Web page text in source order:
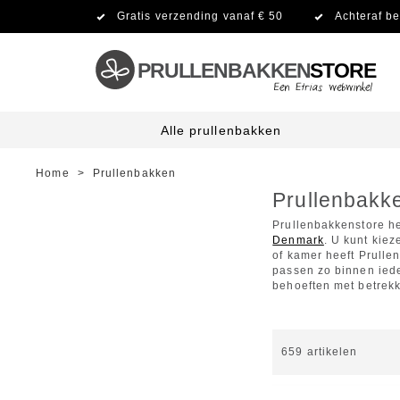
Gratis verzending vanaf € 50 Achteraf
PRULLENBAKKENSTORE
Alle prullenbakken
Home > Prullenbakken
Prullenbakkenstore
Denmark. U kunt
of kamer heeft
passen zo binnen
behoeften met
659 artikelen